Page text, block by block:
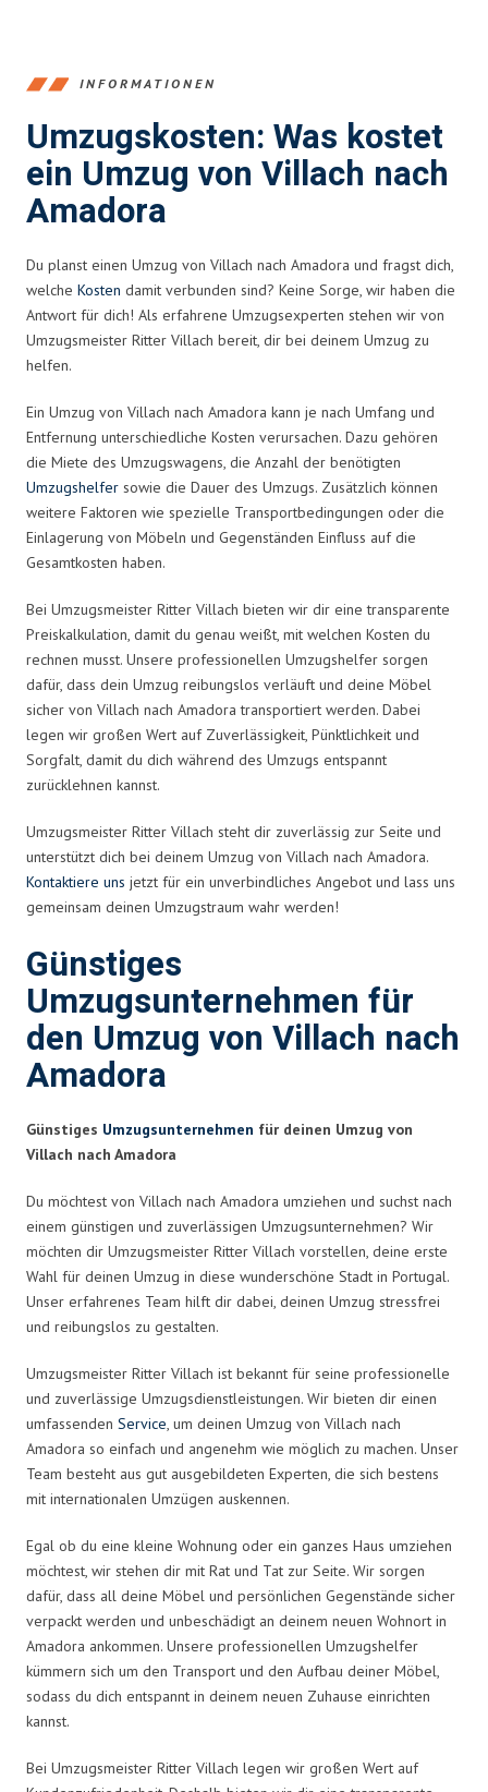
INFORMATIONEN
Umzugskosten: Was kostet
ein Umzug von Villach nach
Amadora
Du planst einen Umzug von Villach nach Amadora und fragst dich,
welche Kosten damit verbunden sind? Keine Sorge, wir haben die
Antwort für dich! Als erfahrene Umzugsexperten stehen wir von
Umzugsmeister Ritter Villach bereit, dir bei deinem Umzug zu
helfen.
Ein Umzug von Villach nach Amadora kann je nach Umfang und
Entfernung unterschiedliche Kosten verursachen. Dazu gehören
die Miete des Umzugswagens, die Anzahl der benötigten
Umzugshelfer sowie die Dauer des Umzugs. Zusätzlich können
weitere Faktoren wie spezielle Transportbedingungen oder die
Einlagerung von Möbeln und Gegenständen Einfluss auf die
Gesamtkosten haben.
Bei Umzugsmeister Ritter Villach bieten wir dir eine transparente
Preiskalkulation, damit du genau weißt, mit welchen Kosten du
rechnen musst. Unsere professionellen Umzugshelfer sorgen
dafür, dass dein Umzug reibungslos verläuft und deine Möbel
sicher von Villach nach Amadora transportiert werden. Dabei
legen wir großen Wert auf Zuverlässigkeit, Pünktlichkeit und
Sorgfalt, damit du dich während des Umzugs entspannt
zurücklehnen kannst.
Umzugsmeister Ritter Villach steht dir zuverlässig zur Seite und
unterstützt dich bei deinem Umzug von Villach nach Amadora.
Kontaktiere uns jetzt für ein unverbindliches Angebot und lass uns
gemeinsam deinen Umzugstraum wahr werden!
Günstiges
Umzugsunternehmen für
den Umzug von Villach nach
Amadora
Günstiges Umzugsunternehmen für deinen Umzug von
Villach nach Amadora
Du möchtest von Villach nach Amadora umziehen und suchst nach
einem günstigen und zuverlässigen Umzugsunternehmen? Wir
möchten dir Umzugsmeister Ritter Villach vorstellen, deine erste
Wahl für deinen Umzug in diese wunderschöne Stadt in Portugal.
Unser erfahrenes Team hilft dir dabei, deinen Umzug stressfrei
und reibungslos zu gestalten.
Umzugsmeister Ritter Villach ist bekannt für seine professionelle
und zuverlässige Umzugsdienstleistungen. Wir bieten dir einen
umfassenden Service, um deinen Umzug von Villach nach
Amadora so einfach und angenehm wie möglich zu machen. Unser
Team besteht aus gut ausgebildeten Experten, die sich bestens
mit internationalen Umzügen auskennen.
Egal ob du eine kleine Wohnung oder ein ganzes Haus umziehen
möchtest, wir stehen dir mit Rat und Tat zur Seite. Wir sorgen
dafür, dass all deine Möbel und persönlichen Gegenstände sicher
verpackt werden und unbeschädigt an deinem neuen Wohnort in
Amadora ankommen. Unsere professionellen Umzugshelfer
kümmern sich um den Transport und den Aufbau deiner Möbel,
sodass du dich entspannt in deinem neuen Zuhause einrichten
kannst.
Bei Umzugsmeister Ritter Villach legen wir großen Wert auf